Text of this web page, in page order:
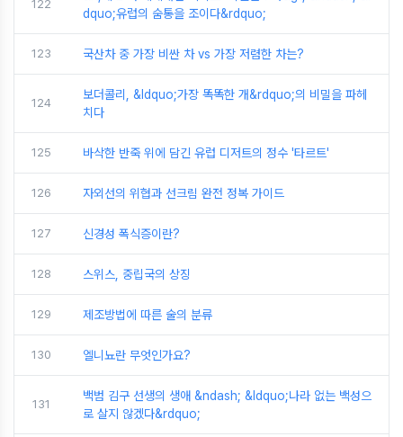
122
dquo;유럽의 숨통을 조이다&rdquo;
123 국산차 중 가장 비싼 차 vs 가장 저렴한 차는?
124
보더콜리, &ldquo;가장 똑똑한 개&rdquo;의 비밀을 파헤
치다
125 바삭한 반죽 위에 담긴 유럽 디저트의 정수 '타르트'
126 자외선의 위협과 선크림 완전 정복 가이드
127 신경성 폭식증이란?
128 스위스, 중립국의 상징
129 제조방법에 따른 술의 분류
130 엘니뇨란 무엇인가요?
131
백범 김구 선생의 생애 &ndash; &ldquo;나라 없는 백성으
로 살지 않겠다&rdquo;